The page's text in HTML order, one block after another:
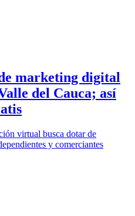
marketing digital
del Cauca; así